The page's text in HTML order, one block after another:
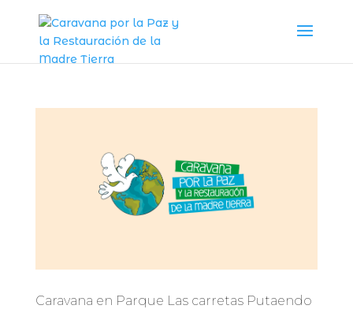
Caravana en Parque Las carretas Putaendo